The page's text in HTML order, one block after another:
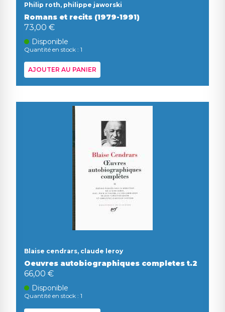
Philip roth, philippe jaworski
Romans et recits (1979-1991)
73,00 €
Disponible
Quantité en stock : 1
AJOUTER AU PANIER
Blaise cendrars, claude leroy
Oeuvres autobiographiques completes t.2
66,00 €
Disponible
Quantité en stock : 1